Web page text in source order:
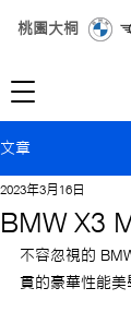
桃園大桐
文章
BMW X3
2023年3月16日
不容忽視的
貫的豪華性能美